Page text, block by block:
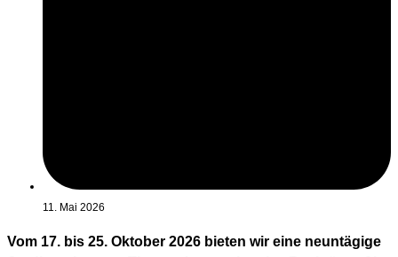
11. Mai 2026
Vom 17. bis 25. Oktober 2026 bieten wir eine neuntägige